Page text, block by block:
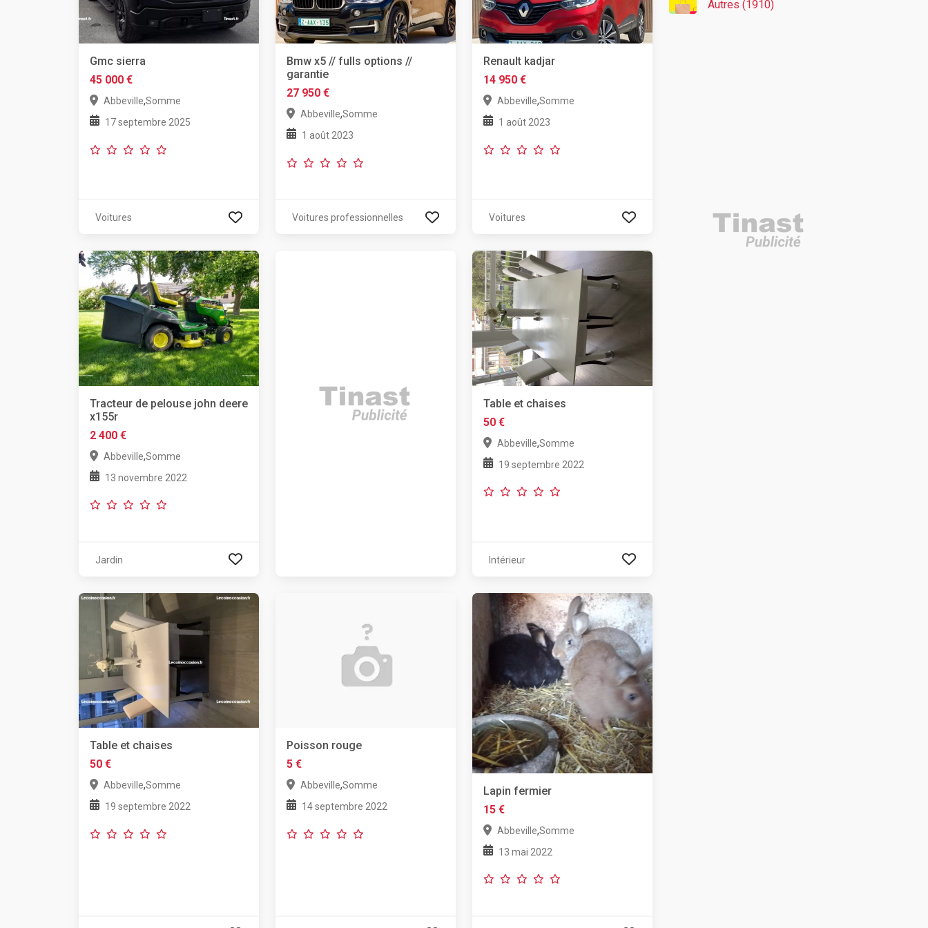
Gmc sierra
45 000 €
Abbeville,Somme
17 septembre 2025
Voitures
Bmw x5 // fulls options //
garantie
27 950 €
Abbeville,Somme
1 août 2023
Voitures professionnelles
Renault kadjar
14 950 €
Abbeville,Somme
1 août 2023
Voitures
Tracteur de pelouse john deere
x155r
2 400 €
Abbeville,Somme
13 novembre 2022
Jardin
Table et chaises
50 €
Abbeville,Somme
19 septembre 2022
Intérieur
Table et chaises
50 €
Abbeville,Somme
19 septembre 2022
Poisson rouge
5 €
Abbeville,Somme
14 septembre 2022
Lapin fermier
15 €
Abbeville,Somme
13 mai 2022
Autres (1910)